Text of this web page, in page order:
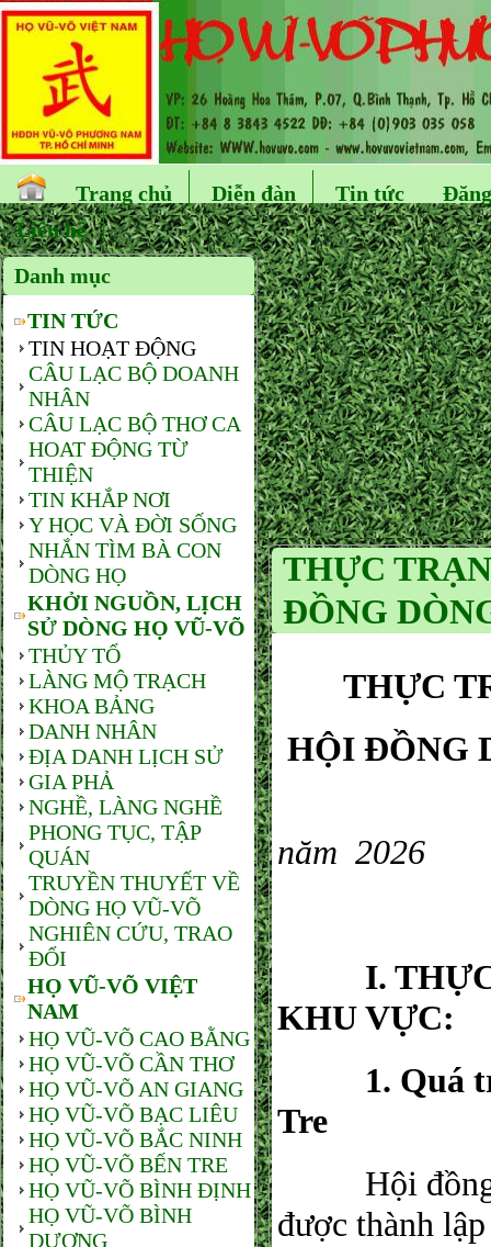
Trang chủ Diễn đàn Tin tức
Liên hệ
Danh mục
TIN TỨC
TIN HOẠT ĐỘNG
CÂU LẠC BỘ DOANH
NHÂN
CÂU LẠC BỘ THƠ CA
HOAT ĐỘNG TỪ
THIỆN
TIN KHẮP NƠI
Y HỌC VÀ ĐỜI SỐNG
NHẮN TÌM BÀ CON
DÒNG HỌ
KHỞI NGUỒN, LỊCH
SỬ DÒNG HỌ VŨ-VÕ
THỦY TỔ
LÀNG MỘ TRẠCH
KHOA BẢNG
DANH NHÂN
ĐỊA DANH LỊCH SỬ
GIA PHẢ
NGHỀ, LÀNG NGHỀ
PHONG TỤC, TẬP
QUÁN
TRUYỀN THUYẾT VỀ
DÒNG HỌ VŨ-VÕ
NGHIÊN CỨU, TRAO
ĐỔI
HỌ VŨ-VÕ VIỆT
NAM
HỌ VŨ-VÕ CAO BẰNG
HỌ VŨ-VÕ CẦN THƠ
HỌ VŨ-VÕ AN GIANG
HỌ VŨ-VÕ BẠC LIÊU
HỌ VŨ-VÕ BẮC NINH
HỌ VŨ-VÕ BẾN TRE
HỌ VŨ-VÕ BÌNH ĐỊNH
HỌ VŨ-VÕ BÌNH
DƯƠNG
THỰC
ĐỒNG
THỰC
HỘI ĐỒNG
năm 2026
I. THỰC
KHU VỰC:
1. Quá
Tre
Hội đồng
được thành